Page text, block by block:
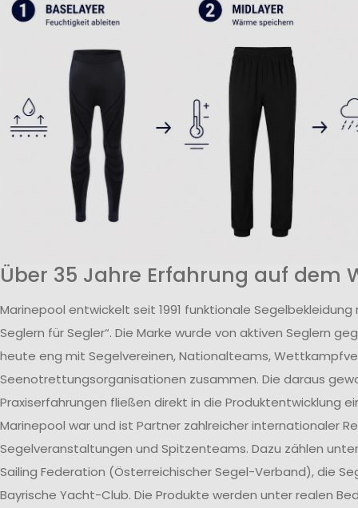
Über 35 Jahre Erfahrung auf dem
Marinepool entwickelt seit 1991 funktionale Segelbekleidung
Seglern für Segler“. Die Marke wurde von aktiven Seglern
heute eng mit Segelvereinen, Nationalteams,
Seenotrettungsorganisationen zusammen. Die daraus
Praxiserfahrungen fließen direkt in die Produktentwicklung
Marinepool war und ist Partner zahlreicher internationaler
Segelveranstaltungen und Spitzenteams. Dazu zählen
Sailing Federation (Österreichischer Segel-Verband), die
Bayrische Yacht-Club. Die Produkte werden unter realen